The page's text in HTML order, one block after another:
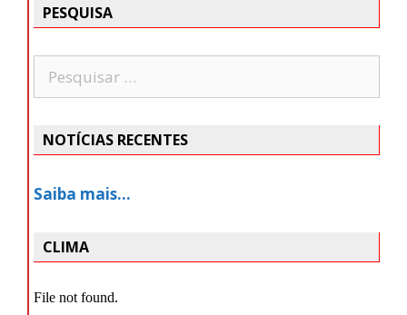
PESQUISA
NOTÍCIAS RECENTES
Saiba mais…
CLIMA